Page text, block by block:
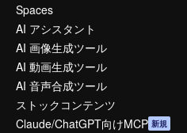
Spaces
AI アシスタント
AI 画像生成ツール
AI 動画生成ツール
AI 音声合成ツール
ストックコンテンツ
Claude/ChatGPT向けMCP 新規